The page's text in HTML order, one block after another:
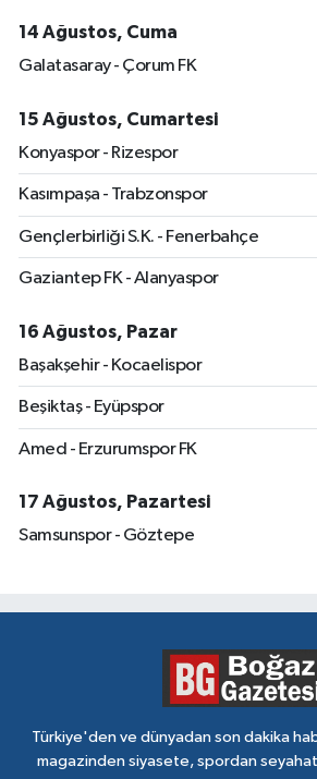
14 Ağustos, Cuma
Galatasaray - Çorum FK
15 Ağustos, Cumartesi
Konyaspor - Rizespor
Kasımpaşa - Trabzonspor
Gençlerbirliği S.K. - Fenerbahçe
Gaziantep FK - Alanyaspor
16 Ağustos, Pazar
Başakşehir - Kocaelispor
Beşiktaş - Eyüpspor
Amed - Erzurumspor FK
17 Ağustos, Pazartesi
Samsunspor - Göztepe
Türkiye'den ve dünyadan son dakika
magazinden siyasete, spordan